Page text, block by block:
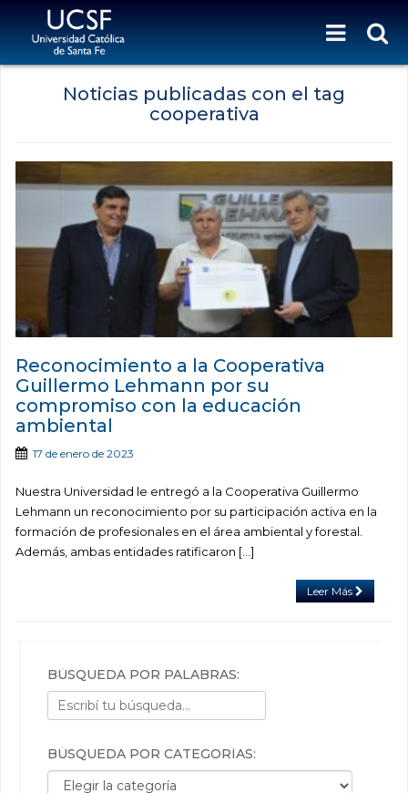
Noticias publicadas con el tag
cooperativa
Reconocimiento a la Cooperativa
Guillermo Lehmann por su
compromiso con la educación
ambiental
17 de enero de 2023
Nuestra Universidad le entregó a la Cooperativa Guillermo
Lehmann un reconocimiento por su participación activa en la
formación de profesionales en el área ambiental y forestal.
Además, ambas entidades ratificaron […]
Leer Más
BÚSQUEDA POR PALABRAS:
BÚSQUEDA POR CATEGORÍAS:
Búsqueda por categorías: